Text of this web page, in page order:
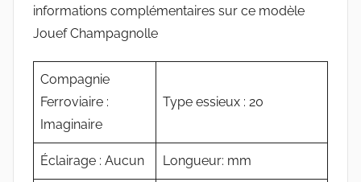
informations complémentaires sur ce modèle
Jouef Champagnolle
Compagnie
Ferroviaire :
Imaginaire
Type essieux : 20
Éclairage : Aucun Longueur: mm